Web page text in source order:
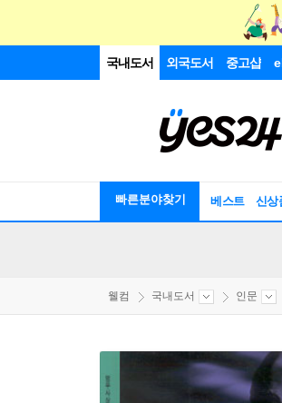
국내도서 외국도서 중고샵
빠른분야찾기 베스트 신상
웰컴 국내도서 인문